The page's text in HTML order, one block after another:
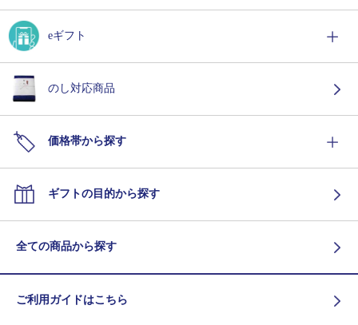
eギフト
のし対応商品
価格帯から探す
ギフトの目的から探す
全ての商品から探す
ご利用ガイドはこちら